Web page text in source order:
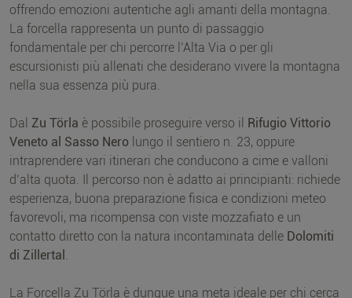
offrendo emozioni autentiche agli amanti della montagna.
La forcella rappresenta un punto di passaggio
fondamentale per chi percorre l’Alta Via o per gli
escursionisti più allenati che desiderano vivere la montagna
nella sua essenza più pura.
Dal Zu Törla è possibile proseguire verso il
Rifugio Vittorio
Veneto al Sasso Nero lungo il sentiero n. 23, oppure
intraprendere vari itinerari che conducono a cime e valloni
d’alta quota. Il percorso non è adatto ai principianti: richiede
esperienza, buona preparazione fisica e condizioni meteo
favorevoli, ma ricompensa con viste mozzafiato e un
contatto diretto con la natura incontaminata delle Dolomiti
di Zillertal .
La Forcella Zu Törla è dunque una meta ideale per chi cerca